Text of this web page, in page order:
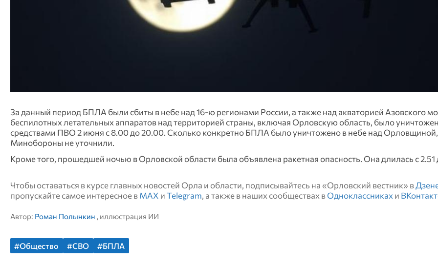
За данный период БПЛА были сбиты в небе над 16-ю регионами России, а также над акваторией Азовского
беспилотных летательных аппаратов над территорией страны, включая Орловскую область, было
средствами ПВО 2 июня с 8.00 до 20.00. Сколько конкретно БПЛА было уничтожено в небе над
Минобороны не уточнили.
Кроме того, прошедшей ночью в Орловской области была объявлена ракетная опасность. Она длилась с 2.51
Чтобы оставаться в курсе главных новостей Орла и области, подписывайтесь на «Орловский вестник» в
пропускайте самое интересное в MAX и Telegram, а также в наших сообществах в Одноклассниках и
Автор: Роман Полынкин , иллюстрация ИИ
#Общество #СВО #БПЛА